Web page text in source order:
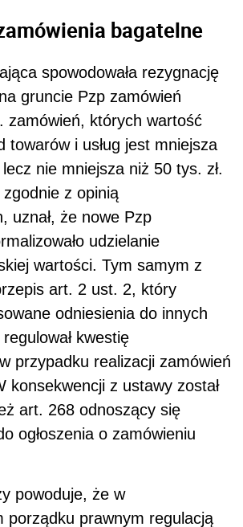
bagatelne
spowodowała rezygnację
gruncie Pzp zamówień
zamówień, których wartość
towarów i usług jest mniejsza
nie mniejsza niż 50 tys. zł.
z opinią
uznał, że nowe Pzp
udzielanie
wartości. Tym samym z
art. 2 ust. 2, który
odniesienia do innych
kwestię
przypadku realizacji zamówień
konsekwencji z ustawy został
art. 268 odnoszący się
ogłoszenia o zamówieniu
powoduje, że w
porządku prawnym regulacją